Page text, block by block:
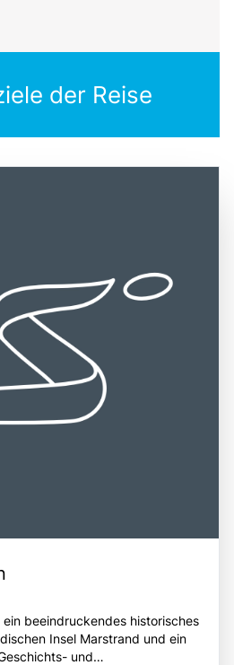
der Reise
ein beeindruckendes historisches
Insel Marstrand und ein
und